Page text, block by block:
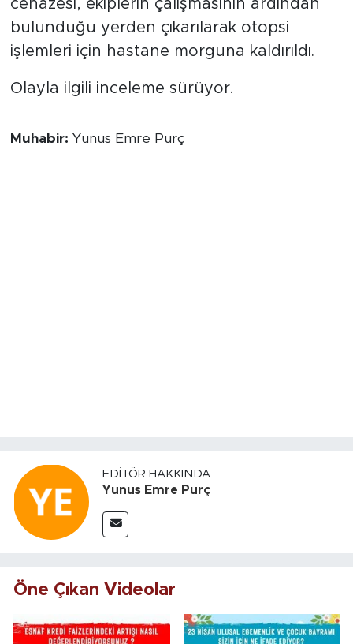
cenazesi, ekiplerin çalışmasının ardından
bulunduğu yerden çıkarılarak otopsi
işlemleri için hastane morguna kaldırıldı.
Olayla ilgili inceleme sürüyor.
Muhabir: Yunus Emre Purç
EDITÖR HAKKINDA
Yunus Emre Purç
Öne Çıkan Videolar